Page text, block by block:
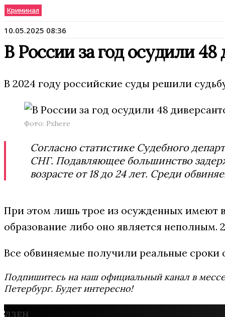
Криминал
10.05.2025 08:36
В России за год осудили 48
В 2024 году российские суды решили
Фото: Pxhere
Согласно статистике Судебного
СНГ. Подавляющее большинство
возрасте от 18 до 24 лет. Среди
При этом лишь трое из осужденных имеют
образование либо оно является неполным.
Все обвиняемые получили реальные сроки
Подпишитесь на наш официальный канал в
Петербург. Будет интересно!